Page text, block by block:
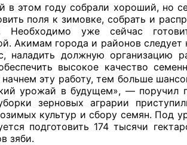
в этом году собрали хороший, но
поля к зимовке, собрать и
Необходимо уже сейчас
Акимам города и районов следует
наладить должную организацию
высокое качество
эту работу, тем больше
урожай в будущем», — поручил
зерновых аграрии
культур и сбору семян. Под
подготовить 174 тысячи
зяби.